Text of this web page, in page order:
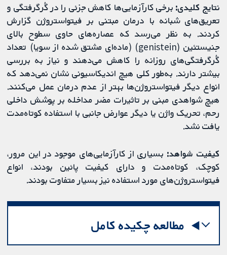
نتایج کلیدی: برخی کارآزمایی‌ها کاهش جزئی را در گُرگرفتگی و
تعریق‌های شبانه با درمان مبتنی بر فیتواستروژن گزارش
کردند. به نظر می‌رسد که عصاره‌های حاوی سطوح بالای
جنیستئین (genistein) (ماده‌ای مشتق شده از سویا) تعداد
گُرگرفتگی‌های روزانه را کاهش می‌دهند و نیاز به بررسی
بیشتر دارند. به‌طور کلی هیچ اندیکاسیونی نشان نمی‌دهد که
انواع دیگر فیتواستروژن‌ها بهتر از عدم درمان عمل می‌کنند.
هیچ شواهدی مبنی بر تاثیرات مضر مداخله بر پوشش داخلی
رحم، تحریک واژن یا دیگر عوارض جانبی با استفاده کوتاه‌‌مدت
یافت نشد.
کیفیت شواهد: بسیاری از کارآزمایی‌های موجود در این مرور،
کوچک، کوتاه‌مدت و دارای کیفیت پائین بودند، انواع
فیتواستروژن‌های مورد استفاده نیز بسیار متفاوت بودند.
مطالعه چکیده کامل